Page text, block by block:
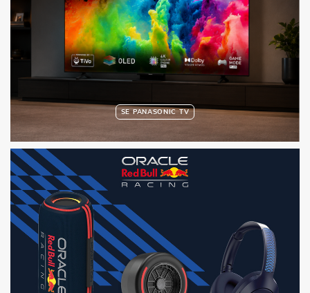
SE PANASONIC TV